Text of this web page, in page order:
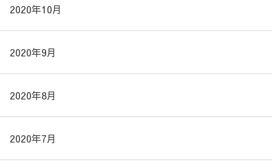
2020年10月
2020年9月
2020年8月
2020年7月